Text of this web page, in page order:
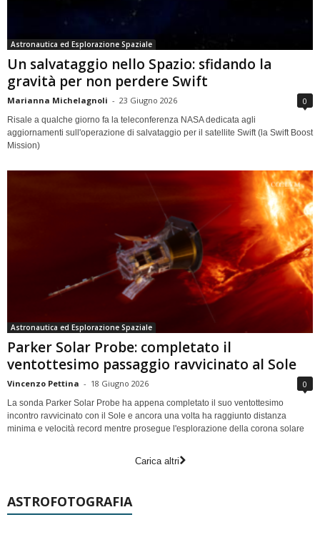
Astronautica ed Esplorazione Spaziale
Un salvataggio nello Spazio: sfidando la
gravità per non perdere Swift
Marianna Michelagnoli - 23 Giugno 2026 0
Risale a qualche giorno fa la teleconferenza NASA dedicata agli
aggiornamenti sull'operazione di salvataggio per il satellite Swift (la Swift Boost
Mission)
Astronautica ed Esplorazione Spaziale
Parker Solar Probe: completato il
ventottesimo passaggio ravvicinato al Sole
Vincenzo Pettina - 18 Giugno 2026 0
La sonda Parker Solar Probe ha appena completato il suo ventottesimo
incontro ravvicinato con il Sole e ancora una volta ha raggiunto distanza
minima e velocità record mentre prosegue l'esplorazione della corona solare
Carica altri
ASTROFOTOGRAFIA